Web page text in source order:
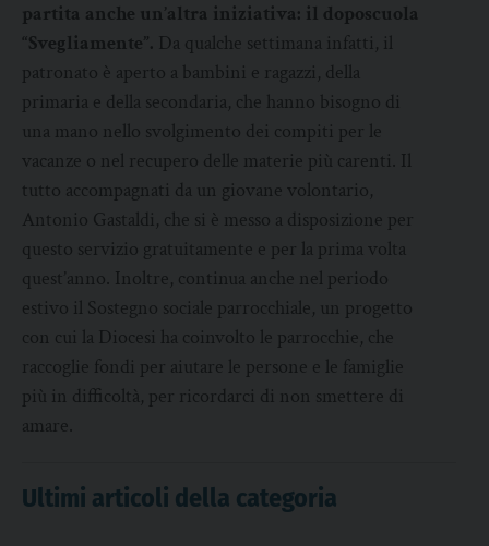
partita anche un’altra iniziativa: il doposcuola
“Svegliamente”. Da qualche settimana infatti, il
patronato è aperto a bambini e ragazzi, della
primaria e della secondaria, che hanno bisogno di
una mano nello svolgimento dei compiti per le
vacanze o nel recupero delle materie più carenti. Il
tutto accompagnati da un giovane volontario,
Antonio Gastaldi, che si è messo a disposizione per
questo servizio gratuitamente e per la prima volta
quest’anno. Inoltre, continua anche nel periodo
estivo il Sostegno sociale parrocchiale, un progetto
con cui la Diocesi ha coinvolto le parrocchie, che
raccoglie fondi per aiutare le persone e le famiglie
più in difficoltà, per ricordarci di non smettere di
amare.
Ultimi articoli della categoria